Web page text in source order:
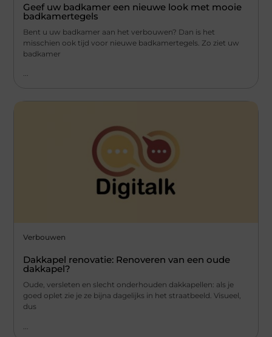
Geef uw badkamer een nieuwe look met mooie
badkamertegels
Bent u uw badkamer aan het verbouwen? Dan is het
misschien ook tijd voor nieuwe badkamertegels. Zo ziet uw
badkamer
...
Verbouwen
Dakkapel renovatie: Renoveren van een oude
dakkapel?
Oude, versleten en slecht onderhouden dakkapellen: als je
goed oplet zie je ze bijna dagelijks in het straatbeeld. Visueel,
dus